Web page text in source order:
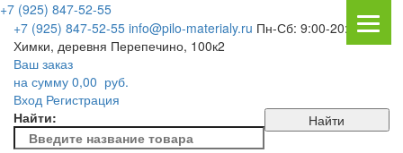
+7 (925) 847-52-55
+7 (925) 847-52-55 info@pilo-materialy.ru Пн-Сб: 9:00-20:00
Химки, деревня Перепечино, 100к2
Ваш заказ
на сумму 0,00 руб.
Вход Регистрация
Найти: